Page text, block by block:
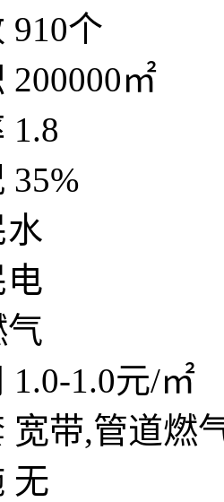
910个
200000㎡
1.8
35%
水
电
气
1.0-1.0元/㎡
宽带,管道燃
无